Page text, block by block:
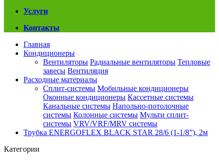
Услуги
Контакты
Главная
Кондиционеры
Вентиляторы Радиальные вентиляторы Тепловые
завесы Вентиляция
Расходные материалы
Сплит-системы Мобильные кондиционеры
Оконные кондиционеры Кассетные системы
Канальные системы Напольно-потолочные
системы Колонные системы Мульти сплит-
системы VRV/VRF/MRV системы
Трубка ENERGOFLEX BLACK STAR 28/6 (1-1/8”), 2м
Категории